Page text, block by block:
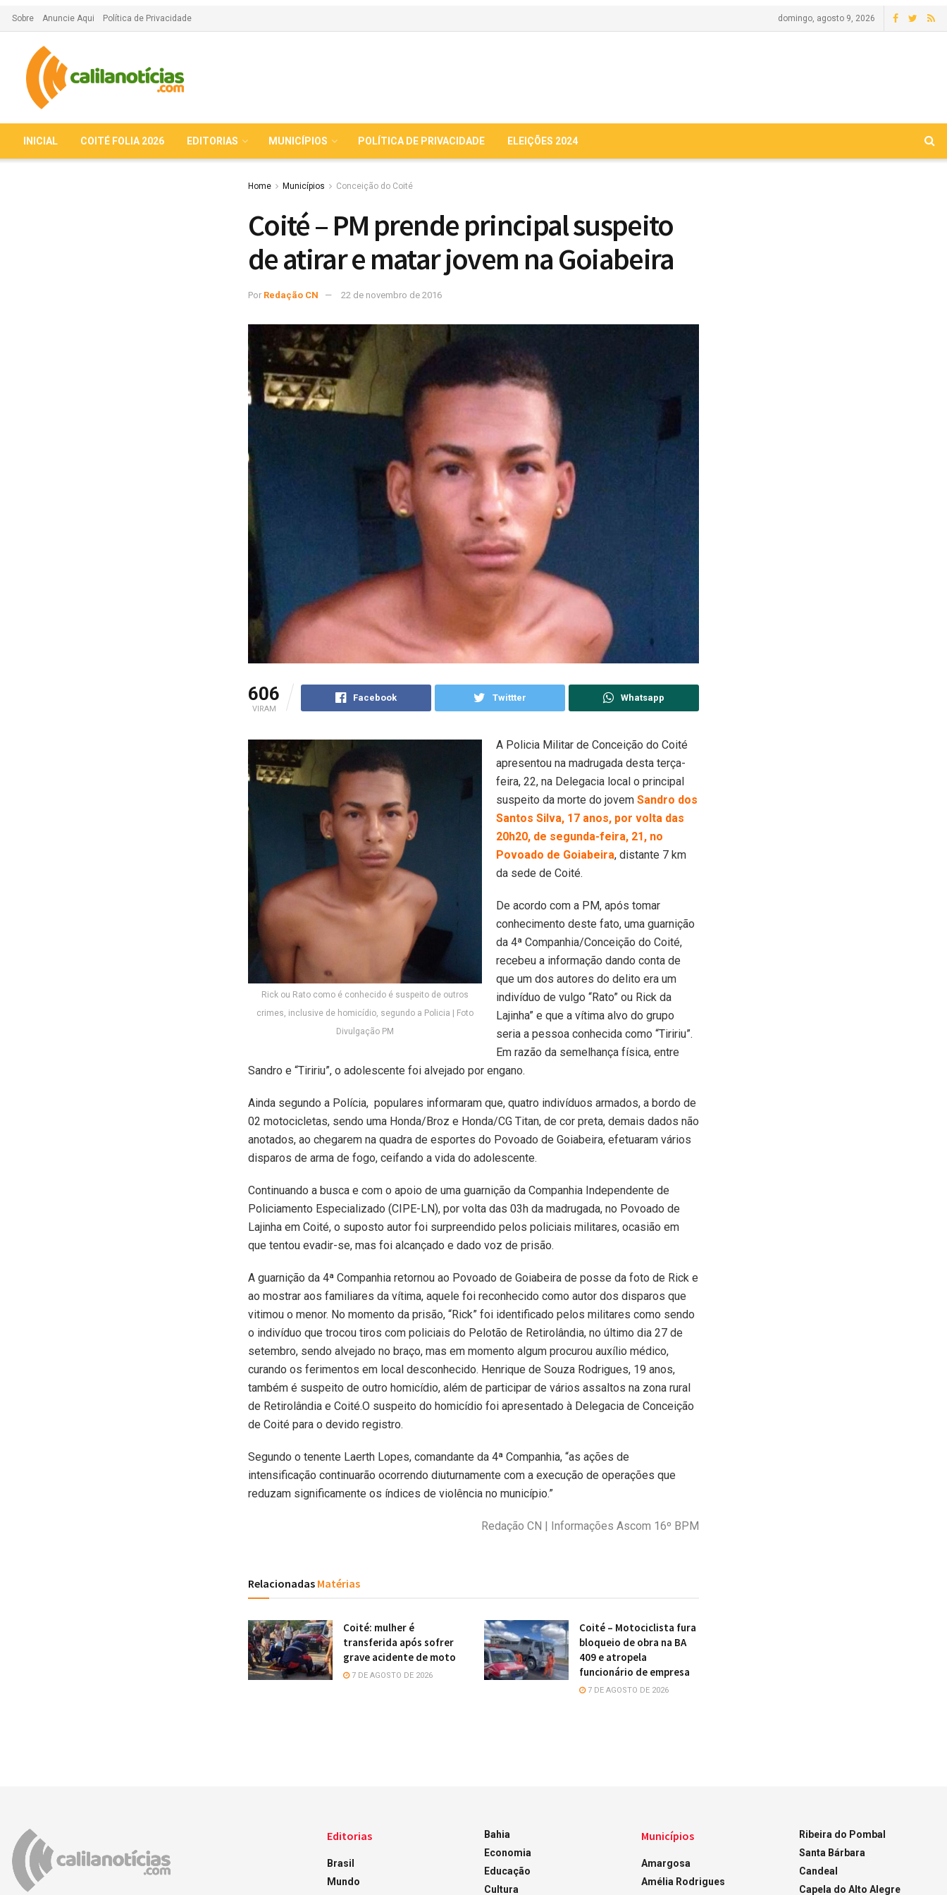
Sobre Anuncie Aqui Política de Privacidade domingo, agosto 9, 2026
INICIAL COITÉ FOLIA 2026 EDITORIAS MUNICÍPIOS POLÍTICA DE PRIVACIDADE ELEIÇÕES 2024
Home Municípios Conceição do Coité
Coité – PM prende principal suspeito
de atirar e matar jovem na Goiabeira
Por Redação CN 22 de novembro de 2016
606
VIRAM
Facebook Twittter Whatsapp
Rick ou Rato como é conhecido é suspeito de outros
crimes, inclusive de homicídio, segundo a Policia | Foto
Divulgação PM
A Policia Militar de Conceição do Coité
apresentou na madrugada desta terça-
feira, 22, na Delegacia local o principal
suspeito da morte do jovem Sandro dos
Santos Silva, 17 anos, por volta das
20h20, de segunda-feira, 21, no
Povoado de Goiabeira, distante 7 km
da sede de Coité.
De acordo com a PM, após tomar
conhecimento deste fato, uma guarnição
da 4ª Companhia/Conceição do Coité,
recebeu a informação dando conta de
que um dos autores do delito era um
indivíduo de vulgo “Rato” ou Rick da
Lajinha” e que a vítima alvo do grupo
seria a pessoa conhecida como “Tiririu”.
Em razão da semelhança física, entre
Sandro e “Tiririu”, o adolescente foi alvejado por engano.
Ainda segundo a Polícia, populares informaram que, quatro indivíduos armados, a bordo de
02 motocicletas, sendo uma Honda/Broz e Honda/CG Titan, de cor preta, demais dados não
anotados, ao chegarem na quadra de esportes do Povoado de Goiabeira, efetuaram vários
disparos de arma de fogo, ceifando a vida do adolescente.
Continuando a busca e com o apoio de uma guarnição da Companhia Independente de
Policiamento Especializado (CIPE-LN), por volta das 03h da madrugada, no Povoado de
Lajinha em Coité, o suposto autor foi surpreendido pelos policiais militares, ocasião em
que tentou evadir-se, mas foi alcançado e dado voz de prisão.
A guarnição da 4ª Companhia retornou ao Povoado de Goiabeira de posse da foto de Rick e
ao mostrar aos familiares da vítima, aquele foi reconhecido como autor dos disparos que
vitimou o menor. No momento da prisão, “Rick” foi identificado pelos militares como sendo
o indivíduo que trocou tiros com policiais do Pelotão de Retirolândia, no último dia 27 de
setembro, sendo alvejado no braço, mas em momento algum procurou auxílio médico,
curando os ferimentos em local desconhecido. Henrique de Souza Rodrigues, 19 anos,
também é suspeito de outro homicídio, além de participar de vários assaltos na zona rural
de Retirolândia e Coité.O suspeito do homicídio foi apresentado à Delegacia de Conceição
de Coité para o devido registro.
Segundo o tenente Laerth Lopes, comandante da 4ª Companhia, “as ações de
intensificação continuarão ocorrendo diuturnamente com a execução de operações que
reduzam significamente os índices de violência no município.”
Redação CN | Informações Ascom 16º BPM
Relacionadas Matérias
Coité: mulher é
transferida após sofrer
grave acidente de moto
7 DE AGOSTO DE 2026
Coité – Motociclista fura
bloqueio de obra na BA
409 e atropela
funcionário de empresa
7 DE AGOSTO DE 2026
Editorias
Brasil
Mundo
Bahia
Economia
Educação
Cultura
Municípios
Amargosa
Amélia Rodrigues
Ribeira do Pombal
Santa Bárbara
Candeal
Capela do Alto Alegre